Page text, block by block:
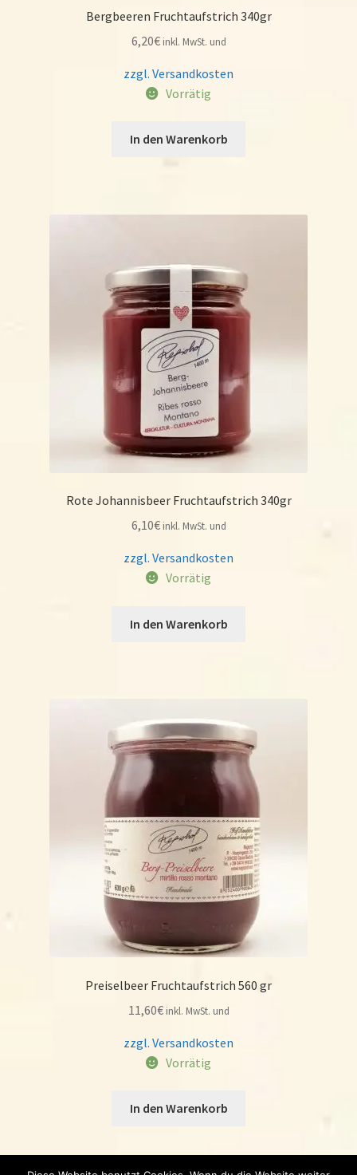
Bergbeeren Fruchtaufstrich 340gr
6,20€ inkl. MwSt. und
zzgl. Versandkosten
Vorrätig
In den Warenkorb
Rote Johannisbeer Fruchtaufstrich 340gr
6,10€ inkl. MwSt. und
zzgl. Versandkosten
Vorrätig
In den Warenkorb
Preiselbeer Fruchtaufstrich 560 gr
11,60€ inkl. MwSt. und
zzgl. Versandkosten
Vorrätig
In den Warenkorb